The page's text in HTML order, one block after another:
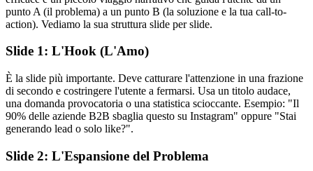
punto A (il problema) a un punto B (la soluzione e la tua call-to-
action). Vediamo la sua struttura slide per slide.
Slide 1: L'Hook (L'Amo)
È la slide più importante. Deve catturare l'attenzione in una frazione
di secondo e costringere l'utente a fermarsi. Usa un titolo audace,
una domanda provocatoria o una statistica scioccante. Esempio: "Il
90% delle aziende B2B sbaglia questo su Instagram" oppure "Stai
generando lead o solo like?".
Slide 2: L'Espansione del Problema